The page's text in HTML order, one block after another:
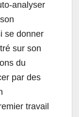
analyser
se donner
sur son
du
par des
travail